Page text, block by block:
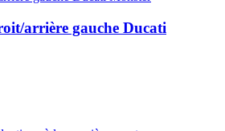
arrière gauche Ducati